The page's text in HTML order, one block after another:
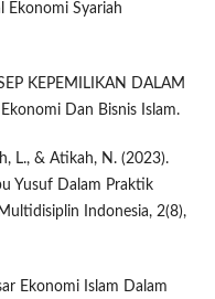
Ekonomi Syariah
KEPEMILIKAN DALAM
Dan Bisnis Islam.
L., & Atikah, N. (2023).
Yusuf Dalam Praktik
Indonesia, 2(8),
Ekonomi Islam Dalam